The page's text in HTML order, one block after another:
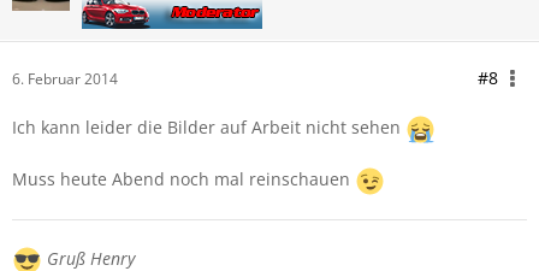
6. Februar 2014 #8
Ich kann leider die Bilder auf Arbeit nicht sehen
Muss heute Abend noch mal reinschauen
Gruß Henry